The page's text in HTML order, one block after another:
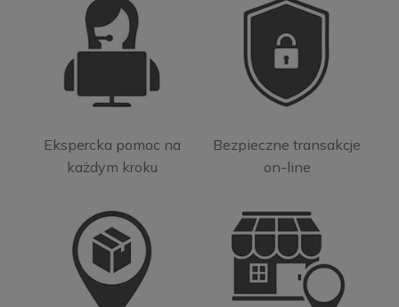
Ekspercka pomoc na
każdym kroku
Bezpieczne transakcje
on-line